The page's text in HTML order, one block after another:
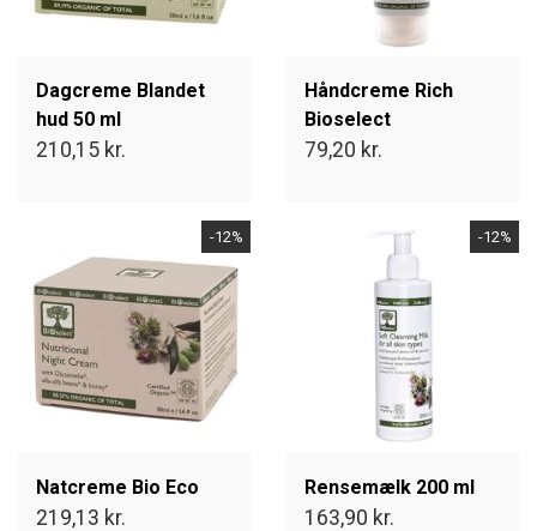
Dagcreme Blandet
hud 50 ml
210,15 kr.
Håndcreme Rich
Bioselect
79,20 kr.
-12%
Natcreme Bio Eco
219,13 kr.
-12%
Rensemælk 200 ml
163,90 kr.